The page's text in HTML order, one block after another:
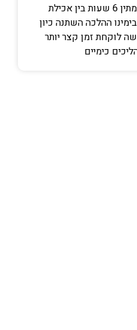
צריך להמתין 6 שעות בין אכילת
השתנה כיון
זמן קצר יותר